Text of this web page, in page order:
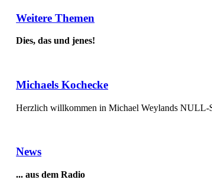
Weitere Themen
Dies, das und jenes!
Michaels Kochecke
Herzlich willkommen in Michael Weylands
News
... aus dem Radio